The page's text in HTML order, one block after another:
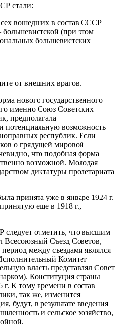
стали:
вошедших в состав СССР
большевистской (при этом
большевистских
от внешних врагов.
нового государственного
именно Союз Советских
предполагала
потенциальную возможность
республик. Если
о грядущей мировой
что подобная форма
возможной. Молодая
диктатуры пролетариата
принята уже в январе 1924 г.
еще в 1918 г.,
следует отметить, что высшим
Всесоюзный Съезд Советов,
между съездами являлся
Комитет
власть представлял Совет
Конституция страны
г. К тому времени в состав
так же, изменится
будут, в результате введения
и сельское хозяйство,